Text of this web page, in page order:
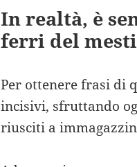
In realtà, è
ferri del
Per ottenere frasi di
incisivi, sfruttando
riusciti a